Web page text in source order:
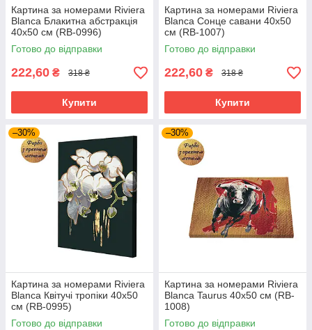
Картина за номерами Riviera
Blanca Блакитна абстракція
40x50 см (RB-0996)
Готово до відправки
222,60 ₴ 318 ₴
Купити
Картина за номерами Riviera
Blanca Сонце савани 40x50
см (RB-1007)
Готово до відправки
222,60 ₴ 318 ₴
Купити
–30%
Картина за номерами Riviera
Blanca Квітучі тропіки 40x50
см (RB-0995)
Готово до відправки
–30%
Картина за номерами Riviera
Blanca Taurus 40x50 см (RB-
1008)
Готово до відправки